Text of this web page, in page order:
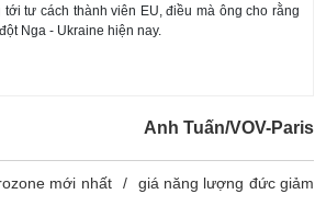
tư cách thành viên EU, điều mà ông cho rằng
Nga - Ukraine hiện nay.
Anh Tuấn/VOV-Paris
mới nhất
giá năng lượng đức giảm